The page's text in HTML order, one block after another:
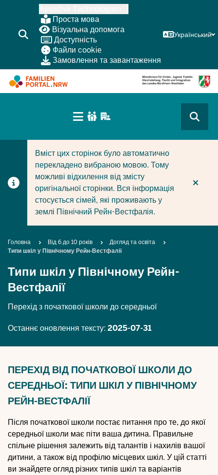
основного
змісту
Проста мова
Візуальна допомога
Доступність
Файли cookie
Замовлення та завантаження
Український
CURRENT SECTION ДЛЯ КОМПАНІЙ/
CURRENT SECTION ДЛЯ СІМЕЙ
(BÜRGERBEREICH
Вміст цих сторінок було автоматично
перекладено вибраною мовою. Тому
можливі відхилення від змісту
оригінальної сторінки. Вся інформація
стосується сімей, які проживають у
землі Північний Рейн-Вестфалія.
Breadcrumb
Головна Від 6 до 10 років
Догляд та освіта
Типи шкіл у Північному Рейн-Вестфалії
Типи шкіл у Північному Рейн-
Вестфалії
Перехід з початкової школи до середньої
Останнє оновлення тексту: 2025-07-31
ПЕРЕХІД ВІД ПОЧАТКОВОЇ ШКОЛИ ДО
СЕРЕДНЬОЇ: ТИПИ ШКІЛ У ПІВНІЧНОМУ
РЕЙН-ВЕСТФАЛІЇ
Після початкової школи постає питання про те, до якої
середньої школи має піти ваша дитина. Правильне
спільне рішення залежить від талантів і нахилів вашої
дитини, а також від профілю місцевих шкіл. У цій статті
ви знайдете огляд різних типів шкіл та варіантів